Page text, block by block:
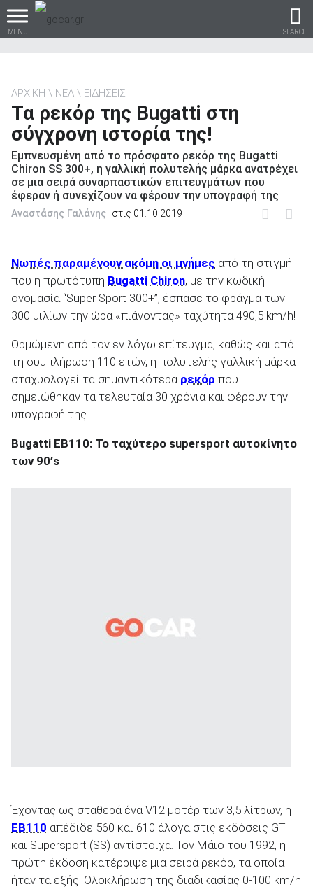
MENU SEARCH
Βρες τα πάντα για το
αυτοκίνητο!
βρες το!
Καινούρια
ΑΝΑΖΗΤΗΣΗ
Μεταχειρισμένα
ΑΡΧΙΚΗ ΝΕΑ ΕΙΔΗΣΕΙΣ
Τα ρεκόρ της Bugatti στη
σύγχρονη ιστορία της!
Εμπνευσμένη από το πρόσφατο ρεκόρ της Bugatti
Chiron SS 300+, η γαλλική πολυτελής μάρκα ανατρέχει
σε μια σειρά συναρπαστικών επιτευγμάτων που
έφεραν ή συνεχίζουν να φέρουν την υπογραφή της
- -
Αναστάσης Γαλάνης στις 01.10.2019
Νωπές παραμένουν ακόμη οι μνήμες από τη στιγμή
που η πρωτότυπη Bugatti Chiron, με την κωδική
ονομασία “Super Sport 300+”, έσπασε το φράγμα των
300 μιλίων την ώρα «πιάνοντας» ταχύτητα 490,5 km/h!
Ορμώμενη από τον εν λόγω επίτευγμα, καθώς και από
τη συμπλήρωση 110 ετών, η πολυτελής γαλλική μάρκα
σταχυολογεί τα σημαντικότερα ρεκόρ που
σημειώθηκαν τα τελευταία 30 χρόνια και φέρουν την
υπογραφή της.
Bugatti EB110: Το ταχύτερο supersport αυτοκίνητο
των 90’s
Έχοντας ως σταθερά ένα V12 μοτέρ των 3,5 λίτρων, η
ΕΒ110 απέδιδε 560 και 610 άλογα στις εκδόσεις GT
και Supersport (SS) αντίστοιχα. Τον Μάιο του 1992, η
πρώτη έκδοση κατέρριψε μια σειρά ρεκόρ, τα οποία
ήταν τα εξής: Ολοκλήρωση της διαδικασίας 0-100 km/h